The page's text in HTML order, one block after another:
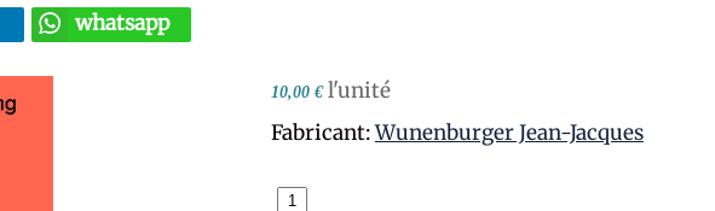
whatsapp
10,00 € l'unité
Fabricant:Wunenburger Jean-Jacques